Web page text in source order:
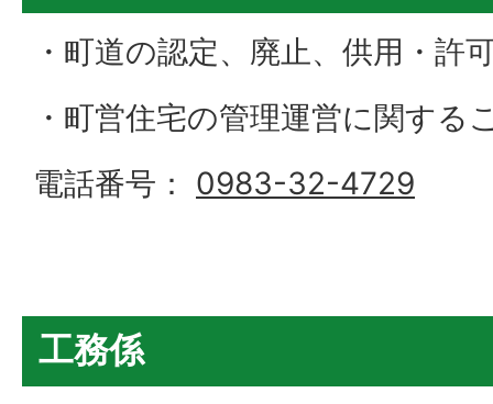
・町道の認定、廃止、供用・許
・町営住宅の管理運営に関する
電話番号： 0983-32-4729
工務係